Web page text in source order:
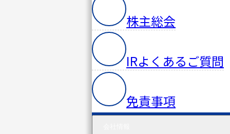
株主総会
IRよくあるご質問
免責事項